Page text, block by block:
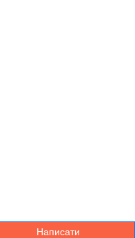
Написати